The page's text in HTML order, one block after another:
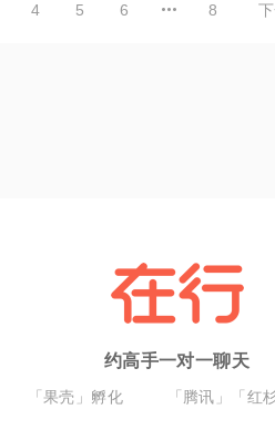
4 5 6 8
约高手一对一聊天
「果壳」孵化 「腾讯」「红